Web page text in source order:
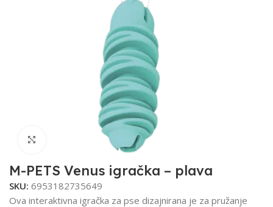
Click to enlarge
M-PETS Venus igračka – plava
SKU: 6953182735649
Ova interaktivna igračka za pse dizajnirana je za pružanje